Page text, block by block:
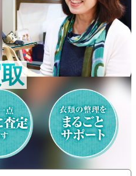
アイテム
一覧
る質問